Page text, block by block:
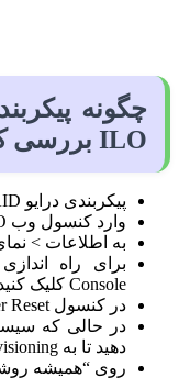
ILO بررسی کنیم؟
پیکربندی درایو RAID منطقی (HPE)
وارد کنسول وب ILO شوید.
به اطلاعات >
Console کلیک کنید.
در کنسول KVM، Power Reset را انجام دهید.
دهید تا به Intelligent Provisioning دسترسی پیدا کنید.
روی “همیشه